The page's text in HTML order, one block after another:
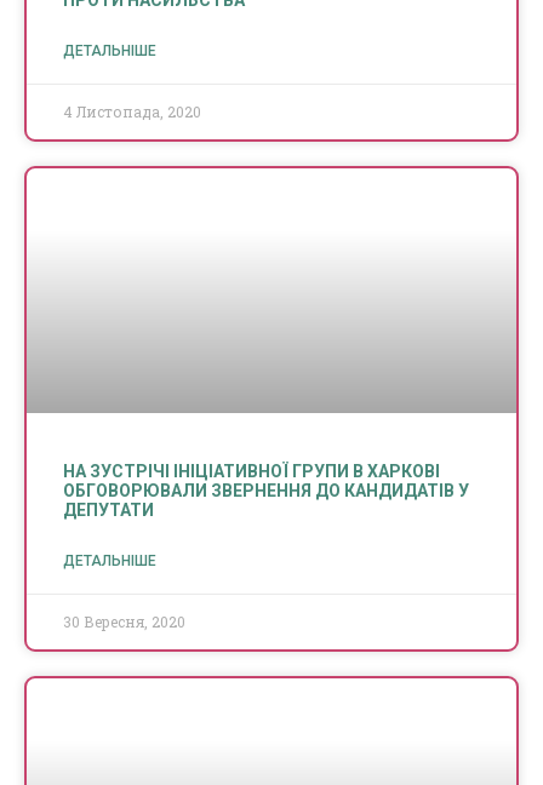
ДЕТАЛЬНІШЕ
4 Листопада, 2020
НА ЗУСТРІЧІ ІНІЦІАТИВНОЇ ГРУПИ В ХАРКОВІ
ОБГОВОРЮВАЛИ ЗВЕРНЕННЯ ДО КАНДИДАТІВ У
ДЕПУТАТИ
ДЕТАЛЬНІШЕ
30 Вересня, 2020